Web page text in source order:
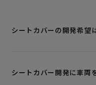
シートカバーの開発希望
シートカバー開発に車両